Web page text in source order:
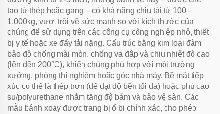
tạo từ thép hoặc gang – có khả năng chịu tải từ 100–
1.000kg, vượt trội về sức mạnh so với kích thước của
chúng để sử dụng trên các công cụ công nghiệp nhỏ, thiết
bị y tế hoặc xe đẩy tải nặng. Cấu trúc bằng kim loại đảm
bảo độ chống mài mòn, chống va đập và chịu nhiệt độ cao
(lên đến 200°C), khiến chúng phù hợp với môi trường
xưởng, phòng thí nghiệm hoặc góc nhà máy. Bề mặt tiếp
xúc có thể là thép trơn (để đạt độ bền tối đa) hoặc phủ cao
su/polyurethane nhằm tăng độ bám và bảo vệ sàn. Các
mẫu bánh xoay được trang bị ổ bi chính xác, cho phép